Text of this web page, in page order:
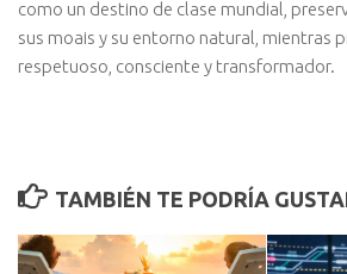
como un destino de clase mundial,
sus moais y su entorno natural, mientras
respetuoso, consciente y transformador.
TAMBIÉN TE PODRÍA